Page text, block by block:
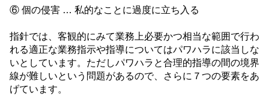
⑥ 個の侵害 … 私的なことに過度に立ち入る
指針では、客観的にみて業務上必要かつ相当な範囲で行わ
れる適正な業務指示や指導についてはパワハラに該当しな
いとしています。ただしパワハラと合理的指導の間の境界
線が難しいという問題があるので、さらに７つの要素をあ
げています。